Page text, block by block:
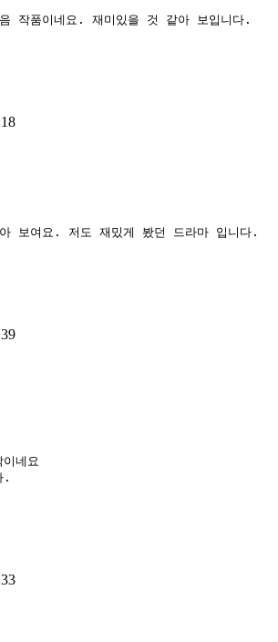
작품이네요. 재미있을 것 같아 보입니다.
보여요. 저도 재밌게 봤던 드라마 입니다.
네요
.